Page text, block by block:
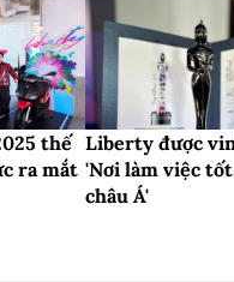
thế
ra mắt
Liberty được
'Nơi làm việc
châu Á'